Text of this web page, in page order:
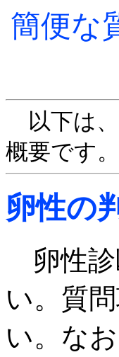
簡便な
以下は、
概要です。
卵性の
卵性
い。質
い。な